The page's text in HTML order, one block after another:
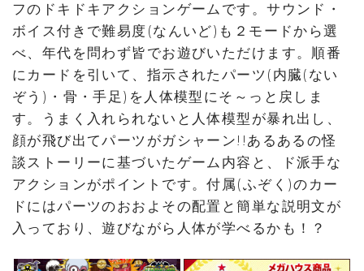
フのドキドキアクションゲームです。サウンド・
ボイス付きで難易度(なんいど)も２モードから選
べ、年代を問わず皆でお遊びいただけます。順番
にカードを引いて、指示されたパーツ(内臓(ない
ぞう)・骨・手足)を人体模型にそ～っと戻しま
す。うまく入れられないと人体模型が暴れ出し、
顔が飛び出てパーツがガシャーン!!あるあるの怪
談ストーリーに基づいたゲーム内容と、ド派手な
アクションがポイントです。付属(ふぞく)のカー
ドにはパーツのおおよその配置と簡単な説明文が
入っており、遊びながら人体が学べるかも！？